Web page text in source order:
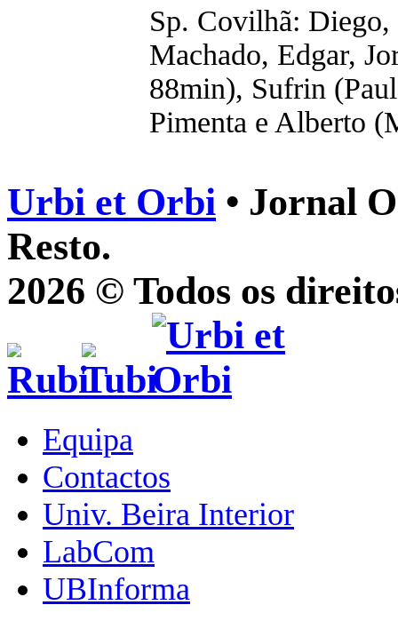
Sp. Covilhã:
Machado, Edgar,
88min), Sufrin
Pimenta e Alberto
Urbi et Orbi • Jornal
Resto.
2026 © Todos os
Equipa
Contactos
Univ. Beira Interior
LabCom
UBInforma